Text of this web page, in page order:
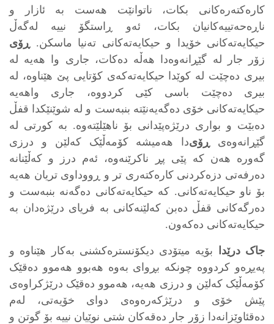
کاره‌کته‌ره‌کانی بکات، ناتوانێت هه‌ست به‌ ئازار و
ناڕه‌حه‌تییه‌کانیان بکات، ئه‌و ڕاستگۆ نییه‌ له‌گه‌ڵ
حیکایه‌ته‌کانی خۆیدا و حیکایه‌ته‌کانی ته‌نیا ماسکن. ڕۆی
زۆر جار له‌ گێڕانه‌وه‌دا هه‌ڵه‌ ده‌کات، جاری وا هه‌یه‌ له‌
بیری ده‌چێت له‌ کوێدا حیکایه‌ته‌که‌ی کۆتایی پێ هێناوه‌، له‌
بیری ده‌چێت باسی کێی کردووه‌، جاری واهه‌یه‌
حیکایه‌ته‌کانی خۆی ده‌گه‌یه‌نێته‌ بنبه‌ست و له‌ شوێنێکدا قفڵ
ده‌بێت و بواری درێژه‌پێدانی بۆ ناهێلێته‌وه‌. به‌ کورتی له‌
گێڕانه‌وه‌ی
ڕۆی‌دا هه‌میشه‌ کۆمه‌ڵێک که‌لێن و درزی
گه‌وره‌ هه‌ن که‌ پێی پڕ ناکرێنه‌وه‌، ئه‌م درز و که‌ڵێنانه‌
دەرفەتی دزه‌کردنی کاره‌کته‌ری تر و ڕووداوی تریان هه‌یه‌
بۆ ناو حیکایه‌ته‌کانی. که‌ حیکایه‌ته‌کانی ده‌گه‌نه‌ بنبه‌ست و
ده‌رگەکانی قفڵ ده‌بن که‌لێنه‌کانی به‌ فریای درێژه‌دان به‌
حیکایه‌ته‌کانی ده‌که‌ون.
جاک درێدا
بۆیه‌ میتۆدی دیکۆنستره‌کشنی به‌کار هێناوه‌ و
په‌یڕه‌و کردووه‌ چونکه‌ بڕوای به‌وه‌ هه‌بوو هه‌موو ده‌قێک
کۆمه‌ڵێک که‌لێن و درزی هه‌یه‌، هه‌موو ده‌قێک درێژکراوه‌ی
پێش خۆی و درێژکه‌ره‌وه‌ی دوای خۆیه‌تی، له‌م
ده‌قئاوێزانه‌دا زۆر جار ده‌قه‌کان شتی نوێیان نییه‌ بۆ گوتن و